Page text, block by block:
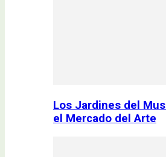
Los Jardines del
el Mercado del Arte